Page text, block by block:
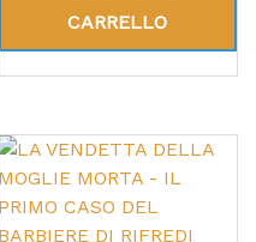
CARRELLO